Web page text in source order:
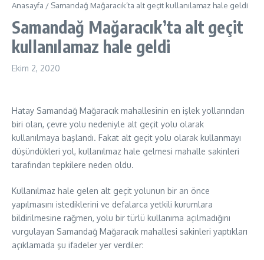
Anasayfa / Samandağ Mağaracık’ta alt geçit kullanılamaz hale geldi
Samandağ Mağaracık’ta alt geçit
kullanılamaz hale geldi
Ekim 2, 2020
Hatay Samandağ Mağaracık mahallesinin en işlek yollarından
biri olan, çevre yolu nedeniyle alt geçit yolu olarak
kullanılmaya başlandı. Fakat alt geçit yolu olarak kullanmayı
düşündükleri yol, kullanılmaz hale gelmesi mahalle sakinleri
tarafından tepkilere neden oldu.
Kullanılmaz hale gelen alt geçit yolunun bir an önce
yapılmasını istediklerini ve defalarca yetkili kurumlara
bildirilmesine rağmen, yolu bir türlü kullanıma açılmadığını
vurgulayan Samandağ Mağaracık mahallesi sakinleri yaptıkları
açıklamada şu ifadeler yer verdiler: